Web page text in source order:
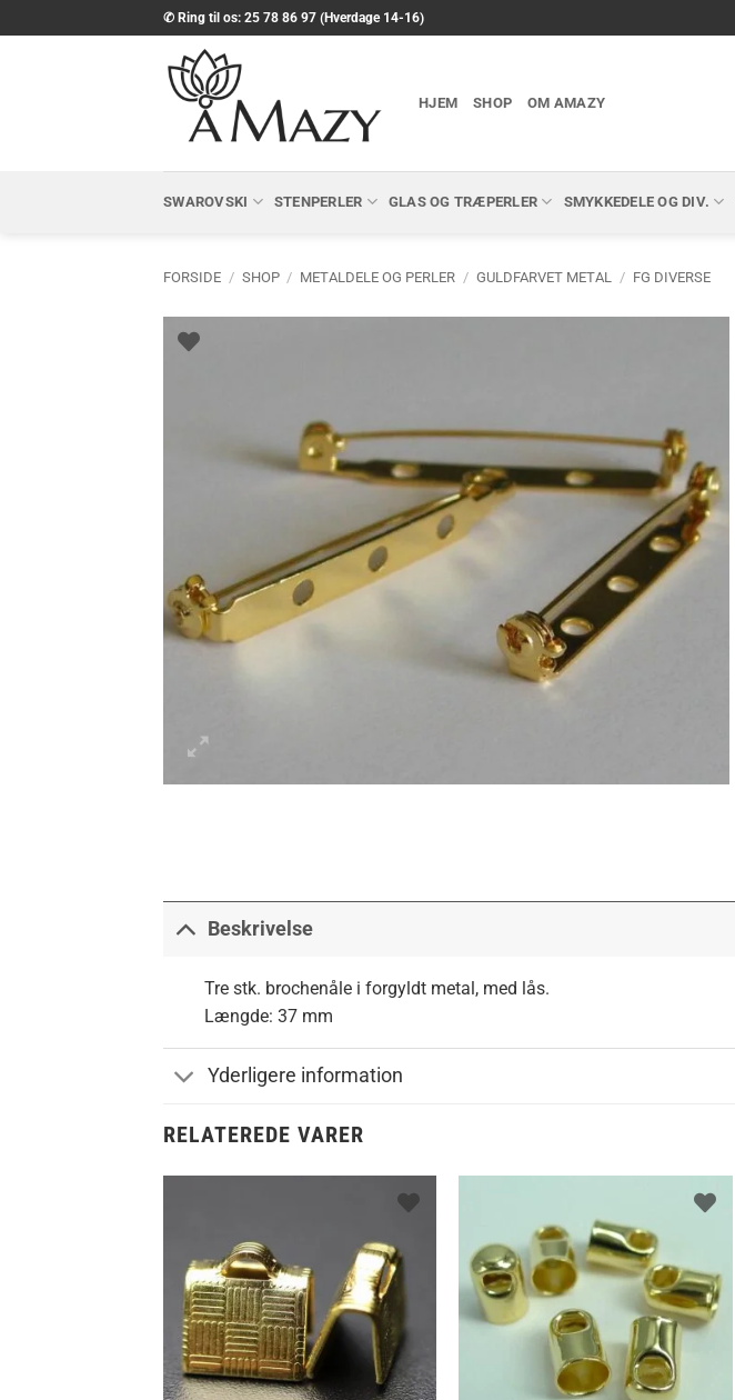
til
✆ Ring til os: 25 78 86 97 (Hverdage 14-16)
HJEM SHOP OM AMAZY
SWAROVSKI STENPERLER GLAS OG TRÆPERLER SMYKKEDELE OG DIV.
FORSIDE / SHOP / METALDELE OG PERLER / GULDFARVET METAL / FG DIVERSE
Beskrivelse
Tre stk. brochenåle i forgyldt metal, med lås.
Længde: 37 mm
Yderligere information
RELATEREDE VARER